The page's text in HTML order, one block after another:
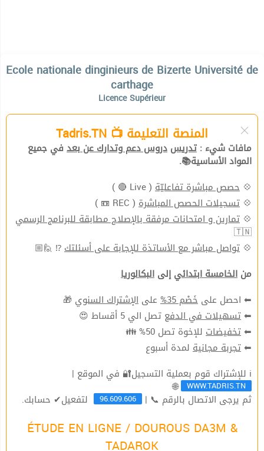
Ecole nationale dinginieurs de Bizerte Université de
carthage
Licence Supérieur
المنصة التعليمة 📺 Tadris.TN
مافات شيء : تدريس دروس دعم وتدارك عن بعد في جميع
المواد الأساسية📚.
💠 حصص مباشرة تفاعليّة ( Live 🔴 )
💠 تسجيلات الحصص المباشرة ( REC 📼 )
💠 تمارين و امتحانات مرفقة بالإصلاح مطابقة للبرنامج الرسمي
🇹🇳
💠 تواصل مباشر مع الأساتذة للإجابة على أسئلتك⁉ 🙋🏼
من الخامسة ابتدائي إلى البكالوريا
⬅ احصل على خَصْم 35% على الإشتراك السنوي 🎁
⬅تسهيلات في الدفع تصل الي 5 أقساط 😍
⬅تخفيضات للإخوة تصل 50% 👪
⬅تجربة مجانية لمدة أسبوع
ℹ للإشتراك قوم بعملية التسجيل🔐 في الموقع |
WWW.TADRIS.TN
🌐
ثم يرجى الاتصال بالرقم 📞 | 96.609.606 لتفعيل✔ حسابك.
ÉTUDE EN LIGNE / DOUROUS DA3M &
TADAROK